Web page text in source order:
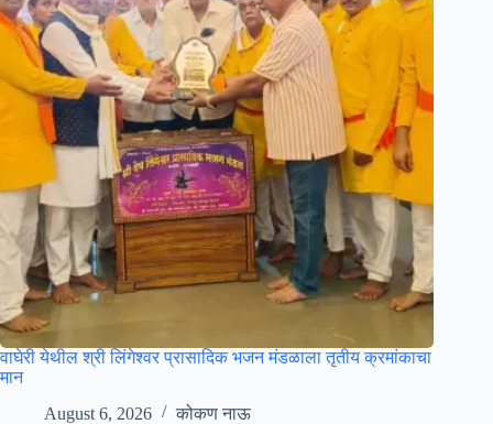
वाघेरी येथील श्री लिंगेश्वर प्रासादिक भजन मंडळाला तृतीय क्रमांकाचा
मान
August 6, 2026
कोकण नाऊ